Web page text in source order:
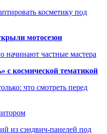
косметику под
мотосезон
начинают частные мастера
с космической тематикой
что смотреть перед
из сэндвич-панелей под